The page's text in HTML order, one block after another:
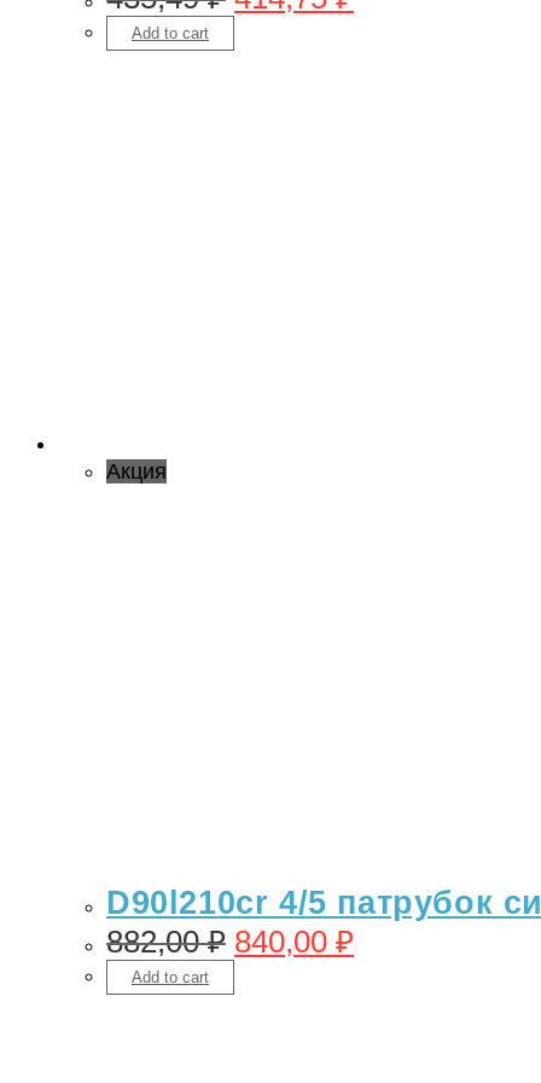
Add to cart
Акция
D90l210cr 4/5 патрубок
882,00₽ 840,00 ₽
Add to cart